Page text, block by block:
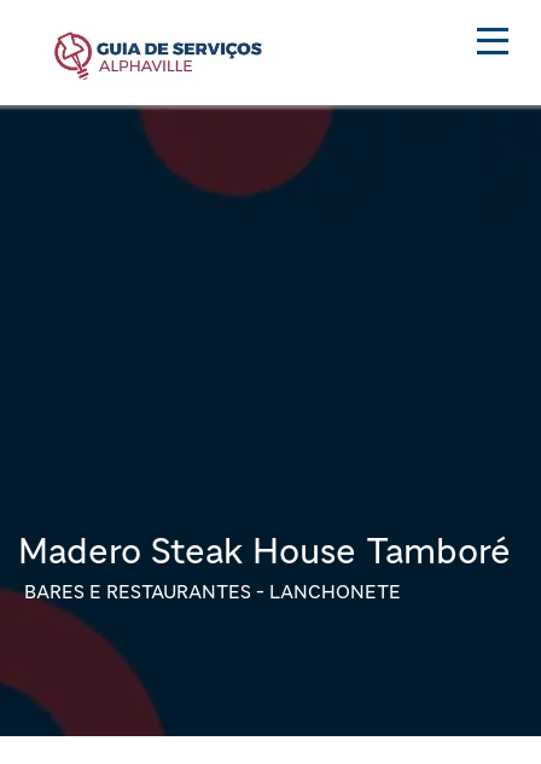
Madero Steak House Tamboré
BARES E RESTAURANTES - LANCHONETE